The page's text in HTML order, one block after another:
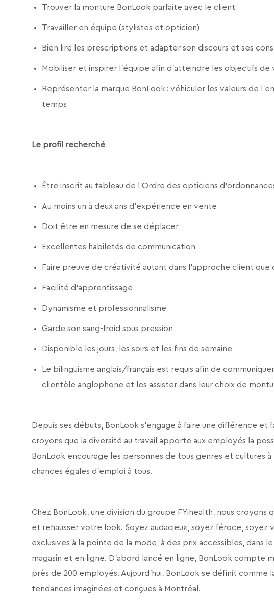
Trouver la monture BonLook parfaite avec le client
Travailler en équipe (stylistes et opticien)
Bien lire les prescriptions et adapter son discours et ses
Mobiliser et inspirer l’équipe afin d’atteindre les objectifs de
Représenter la marque BonLook : véhiculer les valeurs de
temps
Le profil recherché
Être inscrit au tableau de l’Ordre des opticiens
Au moins un à deux ans d'expérience en vente
Doit être en mesure de se déplacer
Excellentes habiletés de communication
Faire preuve de créativité autant dans l’approche client
Facilité d’apprentissage
Dynamisme et professionnalisme
Garde son sang-froid sous pression
Disponible les jours, les soirs et les fins de semaine
Le bilinguisme anglais/français est requis afin de
clientèle anglophone et les assister dans leur choix de
Depuis ses débuts, BonLook s’engage à faire une différence et
croyons que la diversité au travail apporte aux employés la
BonLook encourage les personnes de tous genres et cultures
chances égales d’emploi à tous.
Chez BonLook, une division du groupe FYihealth, nous
et rehausser votre look. Soyez audacieux, soyez féroce, soyez
exclusives à la pointe de la mode, à des prix accessibles, dans
magasin et en ligne. D’abord lancé en ligne, BonLook compte
près de 200 employés. Aujourd’hui, BonLook se définit
tendances imaginées et conçues à Montréal.